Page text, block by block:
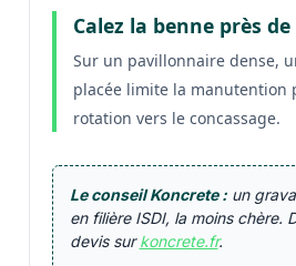
Calez la benne près
Sur un pavillonnaire dense,
placée limite la manutention
rotation vers le concassage.
Le conseil Koncrete :un
en filière ISDI, la moins chère.
devis surkoncrete.fr.